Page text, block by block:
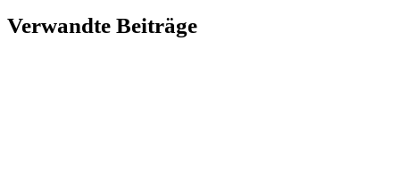
Verwandte Beiträge